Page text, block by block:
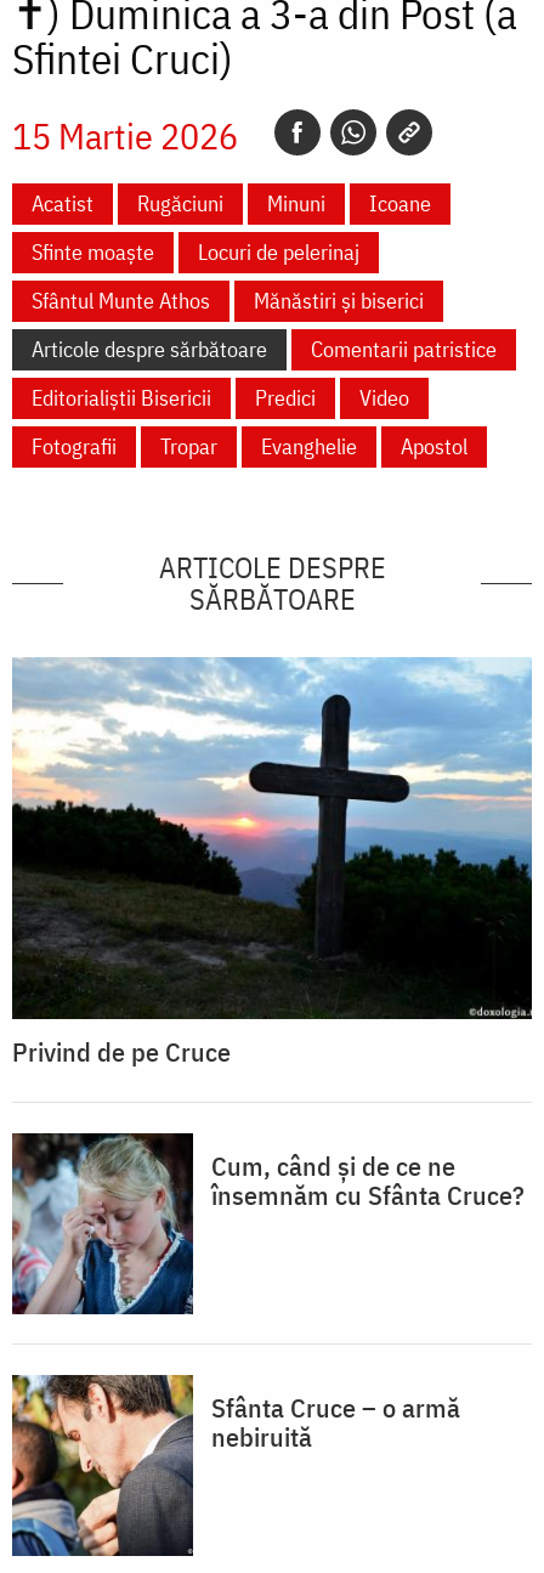
✝) Duminica a 3-a din Post (a
Sfintei Cruci)
15 Martie 2026
Acatist Rugăciuni Minuni
Icoane
Sfinte moaște
Locuri de pelerinaj
Sfântul Munte Athos
Mănăstiri și biserici
Articole despre sărbătoare
Comentarii patristice
Editorialiștii Bisericii
Predici
Video
Fotografii
Tropar Evanghelie Apostol
ARTICOLE DESPRE
SĂRBĂTOARE
Privind de pe Cruce
Cum, când și de ce ne
însemnăm cu Sfânta Cruce?
Sfânta Cruce – o armă
nebiruită